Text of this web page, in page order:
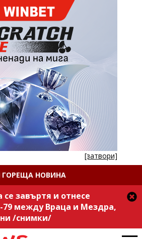
[затвори]
ГОРЕЩА НОВИНА
завъртя и отнесе
79 между Враца и Мездра,
/снимки/